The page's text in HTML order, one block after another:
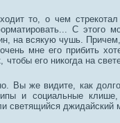
то, о чем стрекотал
С этого
на всякую чушь.
мне его прибить
его никогда на
Вы же видите, как
и социальные
светящийся джидайский